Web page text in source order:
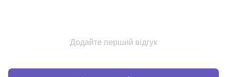
Додайте перший відгук